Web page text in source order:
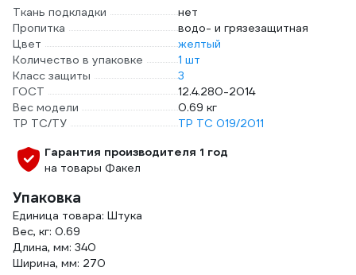
Ткань подкладки
нет
Пропитка
водо- и грязезащитная
Цвет
желтый
Количество в упаковке
1 шт
Класс защиты
3
ГОСТ
12.4.280-2014
Вес модели
0.69 кг
ТР ТС/ТУ
ТР ТС 019/2011
Гарантия производителя 1 год
на товары Факел
Упаковка
Единица товара: Штука
Вес, кг: 0.69
Длина, мм: 340
Ширина, мм: 270